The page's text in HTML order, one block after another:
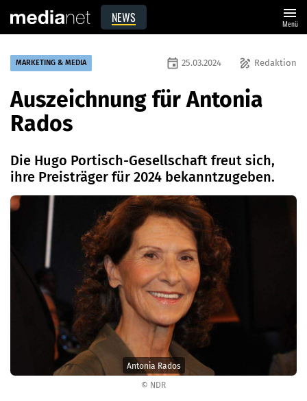
NEWS menu
Menü
© NDR
Antonia Rados
MARKETING & MEDIA draw Redaktion
event 25.03.2024
Auszeichnung für Antonia
Rados
Die Hugo Portisch-Gesellschaft freut sich,
ihre Preisträger für 2024 bekanntzugeben.